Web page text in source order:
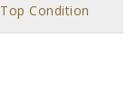
Condition